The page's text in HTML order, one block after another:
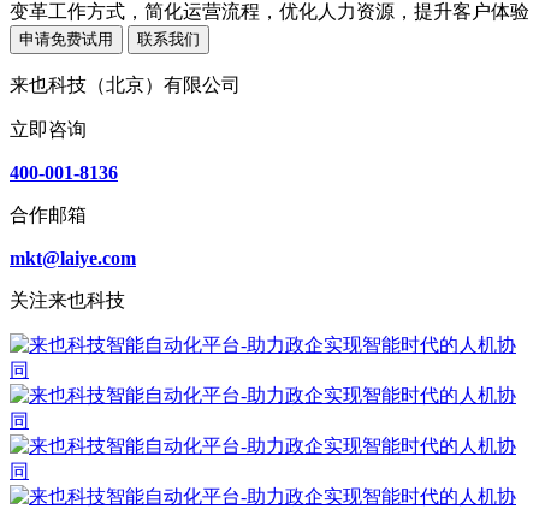
变革工作方式，简化运营流程，优化人力资源，提升客户体验
申请免费试用 联系我们
来也科技（北京）有限公司
立即咨询
400-001-8136
合作邮箱
mkt@laiye.com
关注来也科技